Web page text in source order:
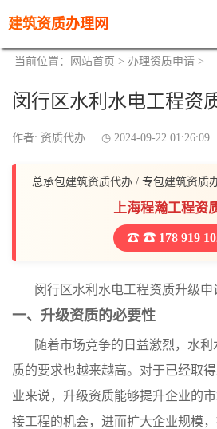
建筑资质办理网
当前位置： 网站首页 > 办理资质申请 >
闵行区水利水电工程资
作者: 资质代办 2024-09-22 01:26:09
总承包建筑资质代办 / 专包建筑资质
上海程瀚工程资
☎ 178 919
闵行区水利水电工程资质升级申
一、升级资质的必要性
随着市场竞争的日益激烈，水
质的要求也越来越高。对于已经取
业来说，升级资质能够提升企业的
接工程的机会，进而扩大企业规模